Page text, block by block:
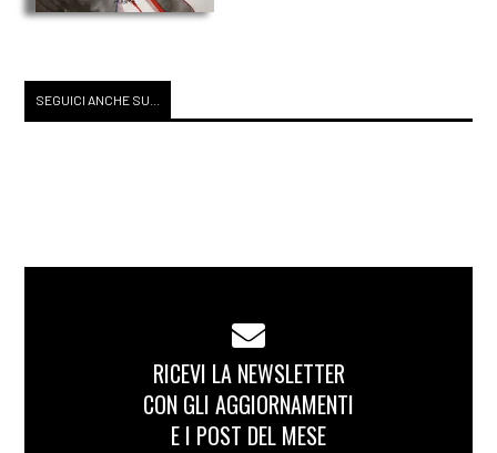
SEGUICI ANCHE SU...
RICEVI LA NEWSLETTER
CON GLI AGGIORNAMENTI
E I POST DEL MESE